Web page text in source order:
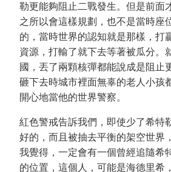
勒更能夠阻止二戰發生。但是前面
之所以會這樣規劃，也不是當時座
的，當時世界的認知就是那樣，打
資源，打輸了就下去等著被瓜分。
國，丟了兩顆核彈都能說成是阻止
砸下去時城市裡面無辜的老人小孩
開心地當他的世界警察。
紅色警戒告訴我們，即使少了希特
好的，而且被抽去平衡的架空世界
我覺得，一定會有一個曾經追隨希
的位置，這個人，可能是海德里希